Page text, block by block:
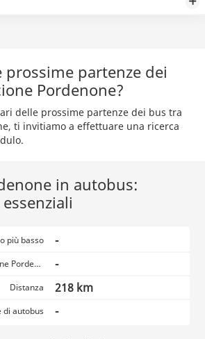
prossime partenze dei
Pordenone?
delle prossime partenze dei bus tra
ti invitiamo a effettuare una ricerca
in autobus:
più basso -
Durata autobus Riccione Pordenone -
Distanza 218 km
di autobus -